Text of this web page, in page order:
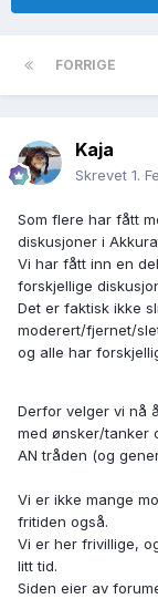
FORRIGE
Kaja
Skrevet 1.
Som flere har fått
diskusjoner i
Vi har fått inn en
forskjellige
Det er faktisk ikke
moderert/fjernet/
og alle har
Derfor velger vi nå
med ønsker/tanker
AN tråden (og
Vi er ikke mange
fritiden også.
Vi er her frivillige,
litt tid.
Siden eier av